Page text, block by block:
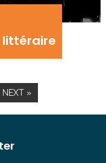
littéraire
NEXT »